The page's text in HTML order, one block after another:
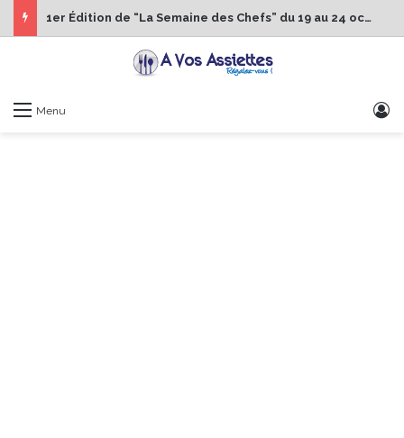
1er Édition de “La Semaine des Chefs” du 19 au 24 octobre 2026
Menu